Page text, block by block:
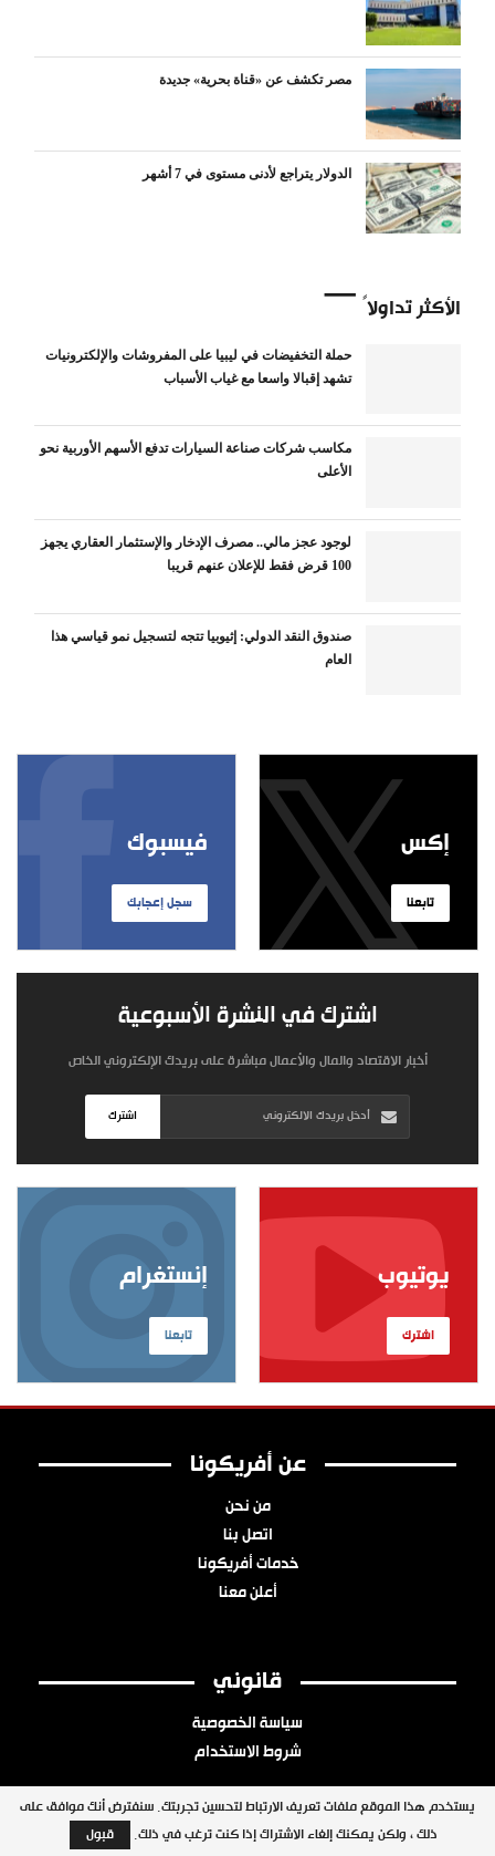
مصر تكشف عن «قناة بحرية» جديدة
الدولار يتراجع لأدنى مستوى في 7 أشهر
الأكثر تداولاً
حملة التخفيضات في ليبيا على المفروشات والإلكترونيات
تشهد إقبالا واسعا مع غياب الأسباب
مكاسب شركات صناعة السيارات تدفع الأسهم الأوربية نحو
الأعلى
لوجود عجز مالي.. مصرف الإدخار والإستثمار العقاري يجهز
100 قرض فقط للإعلان عنهم قريبا
صندوق النقد الدولي: إثيوبيا تتجه لتسجيل نمو قياسي هذا
العام
فيسبوك
سجل إعجابك
إكس
تابعنا
اشترك في النشرة الأسبوعية
أخبار الاقتصاد والمال والأعمال مباشرة على بريدك الإلكتروني الخاص
اشترك
إنستغرام
تابعنا
يوتيوب
اشترك
عن أفريكونا
من نحن
اتصل بنا
خدمات أفريكونا
أعلن معنا
قانوني
سياسة الخصوصية
شروط الاستخدام
جميع الحقوق محفوظة © 2026 شبكة أفريكونا
يستخدم هذا الموقع ملفات تعريف الارتباط لتحسين تجربتك. سنفترض أنك موافق على
ذلك ، ولكن يمكنك إلغاء الاشتراك إذا كنت ترغب في ذلك.
قبول